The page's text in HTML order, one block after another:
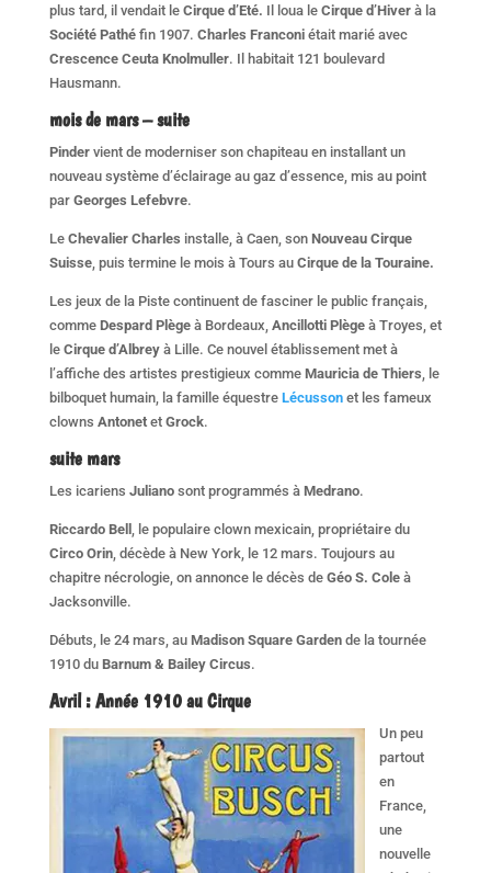
plus tard, il vendait le Cirque d’Eté. Il loua le Cirque d’Hiverà la
Société Pathé fin 1907. Charles Franconi était marié avec
Crescence Ceuta Knolmuller. Il habitait 121 boulevard
Hausmann.
mois de mars – suite
Pindervient de moderniser son chapiteau en installant un
nouveau système d’éclairage au gaz d’essence, mis au point
par Georges Lefebvre.
Le Chevalier Charles installe, à Caen, son Nouveau Cirque
Suisse, puis termine le mois à Tours au Cirque de la Touraine.
Les jeux de la Piste continuent de fasciner le public français,
comme Despard Plègeà Bordeaux, Ancillotti Plègeà Troyes, et
le Cirque d’Albreyà Lille. Ce nouvel établissement met à
l’affiche des artistes prestigieux comme Mauricia de Thiers , le
bilboquet humain, la famille équestre Lécussonet les fameux
clowns Antonetet Grock.
suite mars
Les icariens Julianosont programmés à Medrano.
Riccardo Bell
, le populaire clown mexicain, propriétaire du
Circo Orin, décède à New York, le 12 mars. Toujours au
chapitre nécrologie, on annonce le décès de Géo S. Coleà
Jacksonville.
Débuts, le 24 mars, au Madison Square Gardende la tournée
1910 du Barnum & Bailey Circus.
Avril :Année 1910 au Cirque
Un peu
partout
en
France,
une
nouvelle